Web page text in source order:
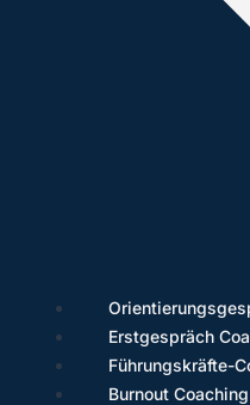
Erstgespräch
Führungskräfte-
Burnout